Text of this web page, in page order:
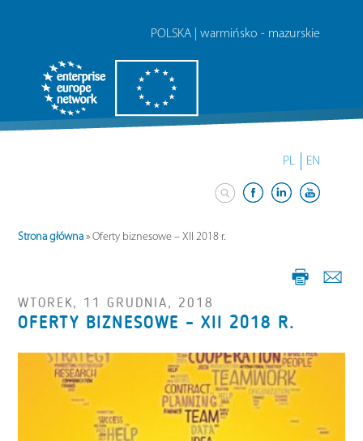
POLSKA | warmińsko - mazurskie
PL EN
Strona główna »Oferty biznesowe – XII 2018 r.
WTOREK, 11 GRUDNIA, 2018
OFERTY BIZNESOWE – XII 2018 R.